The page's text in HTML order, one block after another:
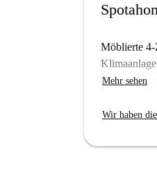
Möblierte 4-
Mehr sehen
Wir haben